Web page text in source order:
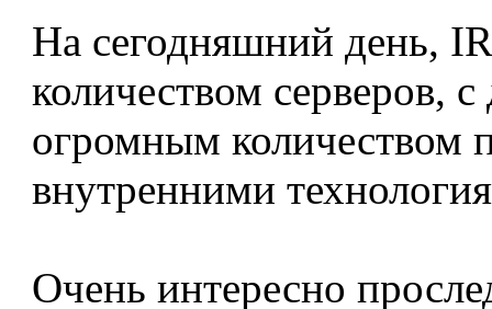
На сегодняшний день,
количеством серверов,
огромным количеством
внутренними
Очень интересно